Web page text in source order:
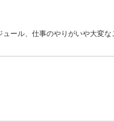
ール、仕事のやりがいや大変な